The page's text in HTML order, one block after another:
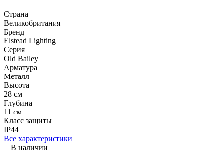
Страна
Великобритания
Бренд
Elstead Lighting
Серия
Old Bailey
Арматура
Металл
Высота
28 см
Глубина
11 см
Класс защиты
IP44
Все характеристики
В наличии